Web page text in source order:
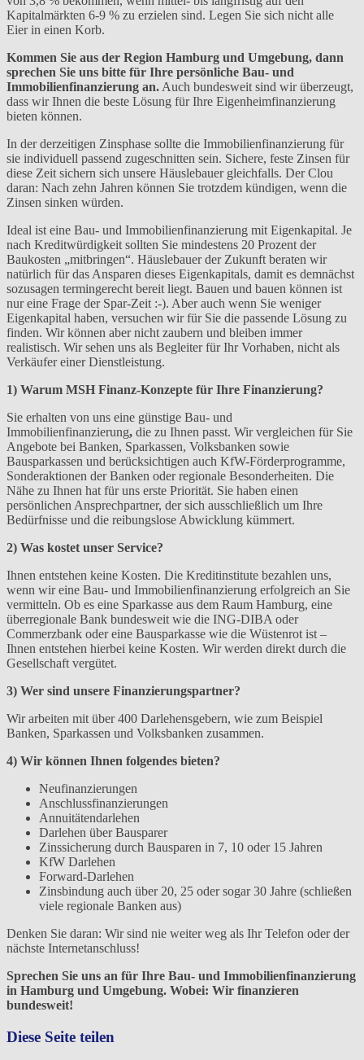
Kapitalmärkten 6-9 % zu erzielen sind. Legen Sie sich nicht alle
Eier in einen Korb.
Kommen Sie aus der Region Hamburg und Umgebung, dann
sprechen Sie uns bitte für Ihre persönliche Bau- und
Immobilienfinanzierung an. Auch bundesweit sind wir überzeugt,
dass wir Ihnen die beste Lösung für Ihre Eigenheimfinanzierung
bieten können.
In der derzeitigen Zinsphase sollte die Immobilienfinanzierung für
sie individuell passend zugeschnitten sein. Sichere, feste Zinsen für
diese Zeit sichern sich unsere Häuslebauer gleichfalls. Der Clou
daran: Nach zehn Jahren können Sie trotzdem kündigen, wenn die
Zinsen sinken würden.
Ideal ist eine Bau- und Immobilienfinanzierung mit Eigenkapital. Je
nach Kreditwürdigkeit sollten Sie mindestens 20 Prozent der
Baukosten „mitbringen“. Häuslebauer der Zukunft beraten wir
natürlich für das Ansparen dieses Eigenkapitals, damit es demnächst
sozusagen termingerecht bereit liegt. Bauen und bauen können ist
nur eine Frage der Spar-Zeit :-). Aber auch wenn Sie weniger
Eigenkapital haben, versuchen wir für Sie die passende Lösung zu
finden. Wir können aber nicht zaubern und bleiben immer
realistisch. Wir sehen uns als Begleiter für Ihr Vorhaben, nicht als
Verkäufer einer Dienstleistung.
1) Warum MSH Finanz-Konzepte für Ihre Finanzierung?
Sie erhalten von uns eine günstige Bau- und
Immobilienfinanzierung, die zu Ihnen passt. Wir vergleichen für Sie
Angebote bei Banken, Sparkassen, Volksbanken sowie
Bausparkassen und berücksichtigen auch KfW-Förderprogramme,
Sonderaktionen der Banken oder regionale Besonderheiten. Die
Nähe zu Ihnen hat für uns erste Priorität. Sie haben einen
persönlichen Ansprechpartner, der sich ausschließlich um Ihre
Bedürfnisse und die reibungslose Abwicklung kümmert.
2) Was kostet unser Service?
Ihnen entstehen keine Kosten. Die Kreditinstitute bezahlen uns,
wenn wir eine Bau- und Immobilienfinanzierung erfolgreich an Sie
vermitteln. Ob es eine Sparkasse aus dem Raum Hamburg, eine
überregionale Bank bundesweit wie die ING-DIBA oder
Commerzbank oder eine Bausparkasse wie die Wüstenrot ist –
Ihnen entstehen hierbei keine Kosten. Wir werden direkt durch die
Gesellschaft vergütet.
3) Wer sind unsere Finanzierungspartner?
Wir arbeiten mit über 400 Darlehensgebern, wie zum Beispiel
Banken, Sparkassen und Volksbanken zusammen.
4) Wir können Ihnen folgendes bieten?
Neufinanzierungen
Anschlussfinanzierungen
Annuitätendarlehen
Darlehen über Bausparer
Zinssicherung durch Bausparen in 7, 10 oder 15 Jahren
KfW Darlehen
Forward-Darlehen
Zinsbindung auch über 20, 25 oder sogar 30 Jahre (schließen
viele regionale Banken aus)
Denken Sie daran: Wir sind nie weiter weg als Ihr Telefon oder der
nächste Internetanschluss!
Sprechen Sie uns an für Ihre Bau- und Immobilienfinanzierung
in Hamburg und Umgebung. Wobei: Wir finanzieren
bundesweit!
Diese Seite teilen